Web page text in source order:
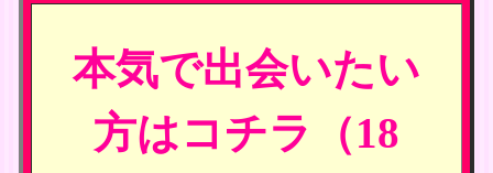
本気で出会いたい
方はコチラ（18